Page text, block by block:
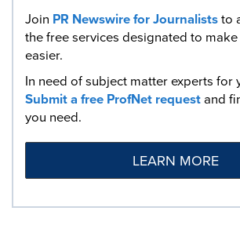
Join PR Newswire for Journaliststo
the free services designated to
easier.
In need of subject matter experts for
Submit a free ProfNet requestand
you need.
LEARN MORE